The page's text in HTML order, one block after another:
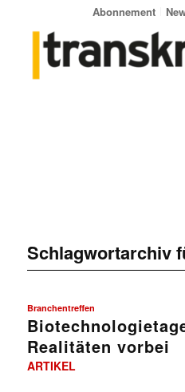
Abonnement
Schlagwortarchiv
Branchentreffen
Realitäten vorbei
ARTIKEL